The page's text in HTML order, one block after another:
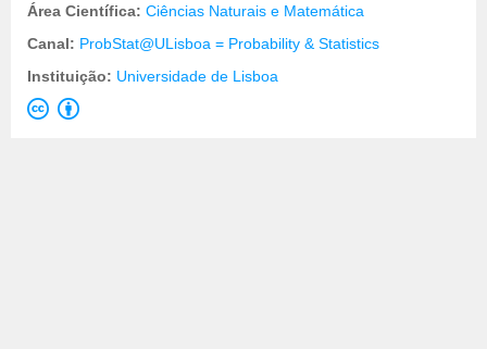
Área Científica: Ciências Naturais e Matemática
Canal: ProbStat@ULisboa = Probability & Statistics
Instituição: Universidade de Lisboa